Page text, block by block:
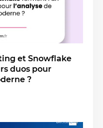
et Snowflake
duos pour
?